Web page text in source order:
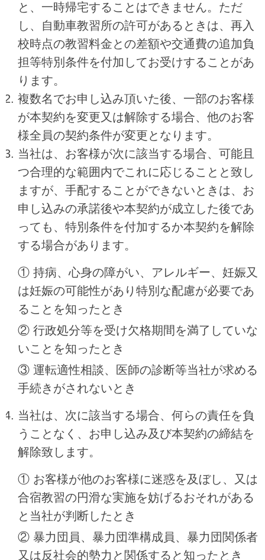
と、一時帰宅することはできません。ただ
し、自動車教習所の許可があるときは、再入
校時点の教習料金との差額や交通費の追加負
担等特別条件を付加してお受けすることがあ
ります。
複数名でお申し込み頂いた後、一部のお客様
が本契約を変更又は解除する場合、他のお客
様全員の契約条件が変更となります。
当社は、お客様が次に該当する場合、可能且
つ合理的な範囲内でこれに応じることと致し
ますが、手配することができないときは、お
申し込みの承諾後や本契約が成立した後であ
っても、特別条件を付加するか本契約を解除
する場合があります。
① 持病、心身の障がい、アレルギー、妊娠又
は妊娠の可能性があり特別な配慮が必要であ
ることを知ったとき
② 行政処分等を受け欠格期間を満了していな
いことを知ったとき
③ 運転適性相談、医師の診断等当社が求める
手続きがされないとき
当社は、次に該当する場合、何らの責任を負
うことなく、お申し込み及び本契約の締結を
解除致します。
① お客様が他のお客様に迷惑を及ぼし、又は
合宿教習の円滑な実施を妨げるおそれがある
と当社が判断したとき
② 暴力団員、暴力団準構成員、暴力団関係者
又は反社会的勢力と関係すると知ったとき